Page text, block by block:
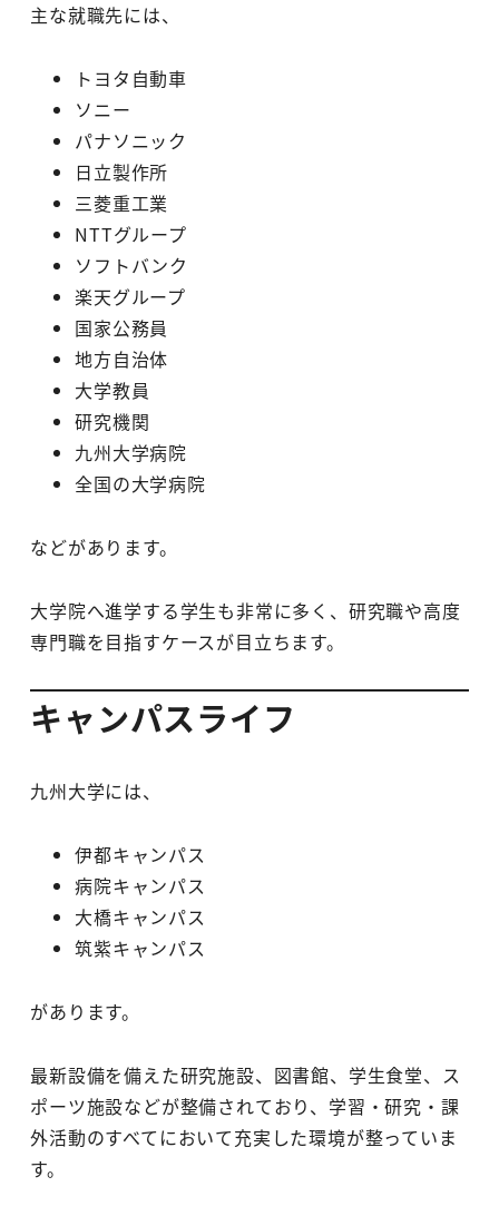
主な就職先には、
トヨタ自動車
ソニー
パナソニック
日立製作所
三菱重工業
NTTグループ
ソフトバンク
楽天グループ
国家公務員
地方自治体
大学教員
研究機関
九州大学病院
全国の大学病院
などがあります。
大学院へ進学する学生も非常に多く、研究職や高度
専門職を目指すケースが目立ちます。
キャンパスライフ
九州大学には、
伊都キャンパス
病院キャンパス
大橋キャンパス
筑紫キャンパス
があります。
最新設備を備えた研究施設、図書館、学生食堂、ス
ポーツ施設などが整備されており、学習・研究・課
外活動のすべてにおいて充実した環境が整っていま
す。